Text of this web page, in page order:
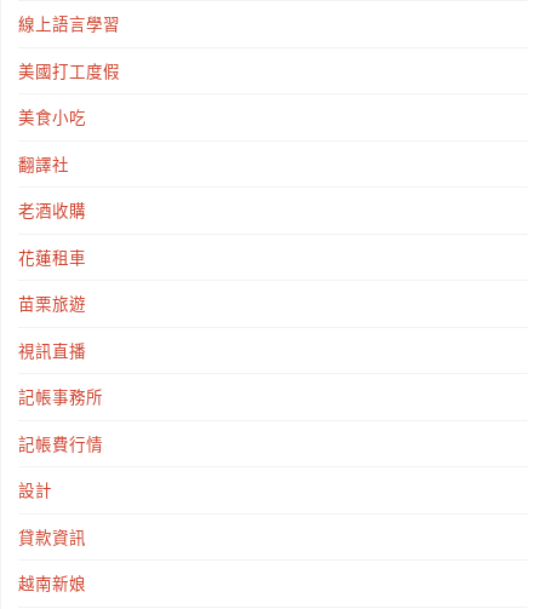
線上語言學習
美國打工度假
美食小吃
翻譯社
老酒收購
花蓮租車
苗栗旅遊
視訊直播
記帳事務所
記帳費行情
設計
貸款資訊
越南新娘